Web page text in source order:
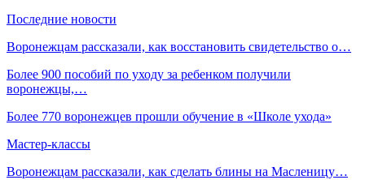
Последние новости
Воронежцам рассказали, как восстановить свидетельство о…
Более 900 пособий по уходу за ребенком получили
воронежцы,…
Более 770 воронежцев прошли обучение в «Школе ухода»
Мастер-классы
Воронежцам рассказали, как сделать блины на Масленицу…